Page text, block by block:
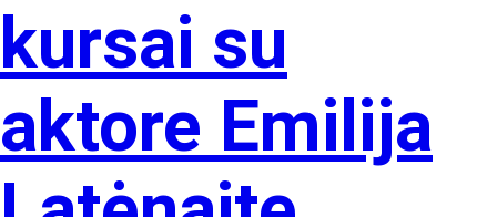
kursai su
aktore Emilija